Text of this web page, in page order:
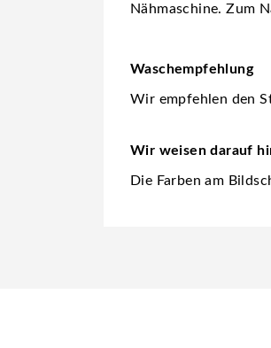
Nähmaschine. Zum
Waschempfehlung
Wir empfehlen den
Wir weisen darauf
Die Farben am